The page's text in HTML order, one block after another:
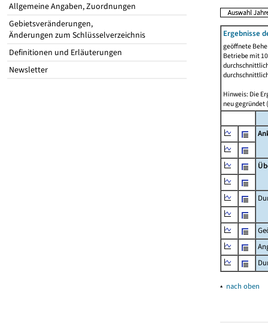
Allgemeine Angaben, Zuordnungen
Gebietsveränderungen,
Änderungen zum Schlüsselverzeichnis
Definitionen und Erläuterungen
Newsletter
Ergebnisse
geöffnete
Betriebe mit
Hinweis: Die
neu gegründet
▴ nach oben